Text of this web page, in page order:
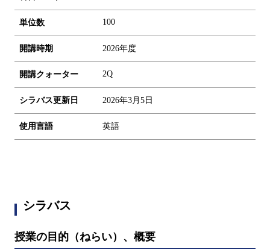
単位数 100
開講時期 2026年度
開講クォーター 2Q
シラバス更新日 2026年3月5日
使用言語 英語
シラバス
授業の目的（ねらい）、概要